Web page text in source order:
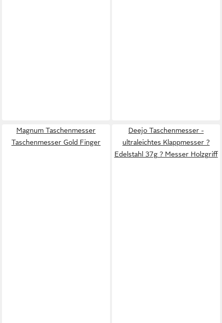
Magnum Taschenmesser
Taschenmesser Gold Finger
Deejo Taschenmesser -
ultraleichtes Klappmesser ?
Edelstahl 37g ? Messer Holzgriff